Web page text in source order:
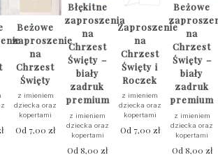
Beżowe
zaproszenie
na
Chrzest
Święty
z imieniem
dziecka oraz
kopertami
Od 7,00zł
Błękitne
zaproszenia
na
Chrzest
Święty –
biały
zadruk
premium
z imieniem
dziecka oraz
kopertami
Od 8,00zł
Zaproszenie
na
Chrzest
Święty i
Roczek
z imieniem
dziecka oraz
kopertami
Od 7,00 zł
Beżowe
na
Chrzest
Święty –
biały
zadruk
premium
z imieniem
dziecka oraz
kopertami
Od 8,00 zł